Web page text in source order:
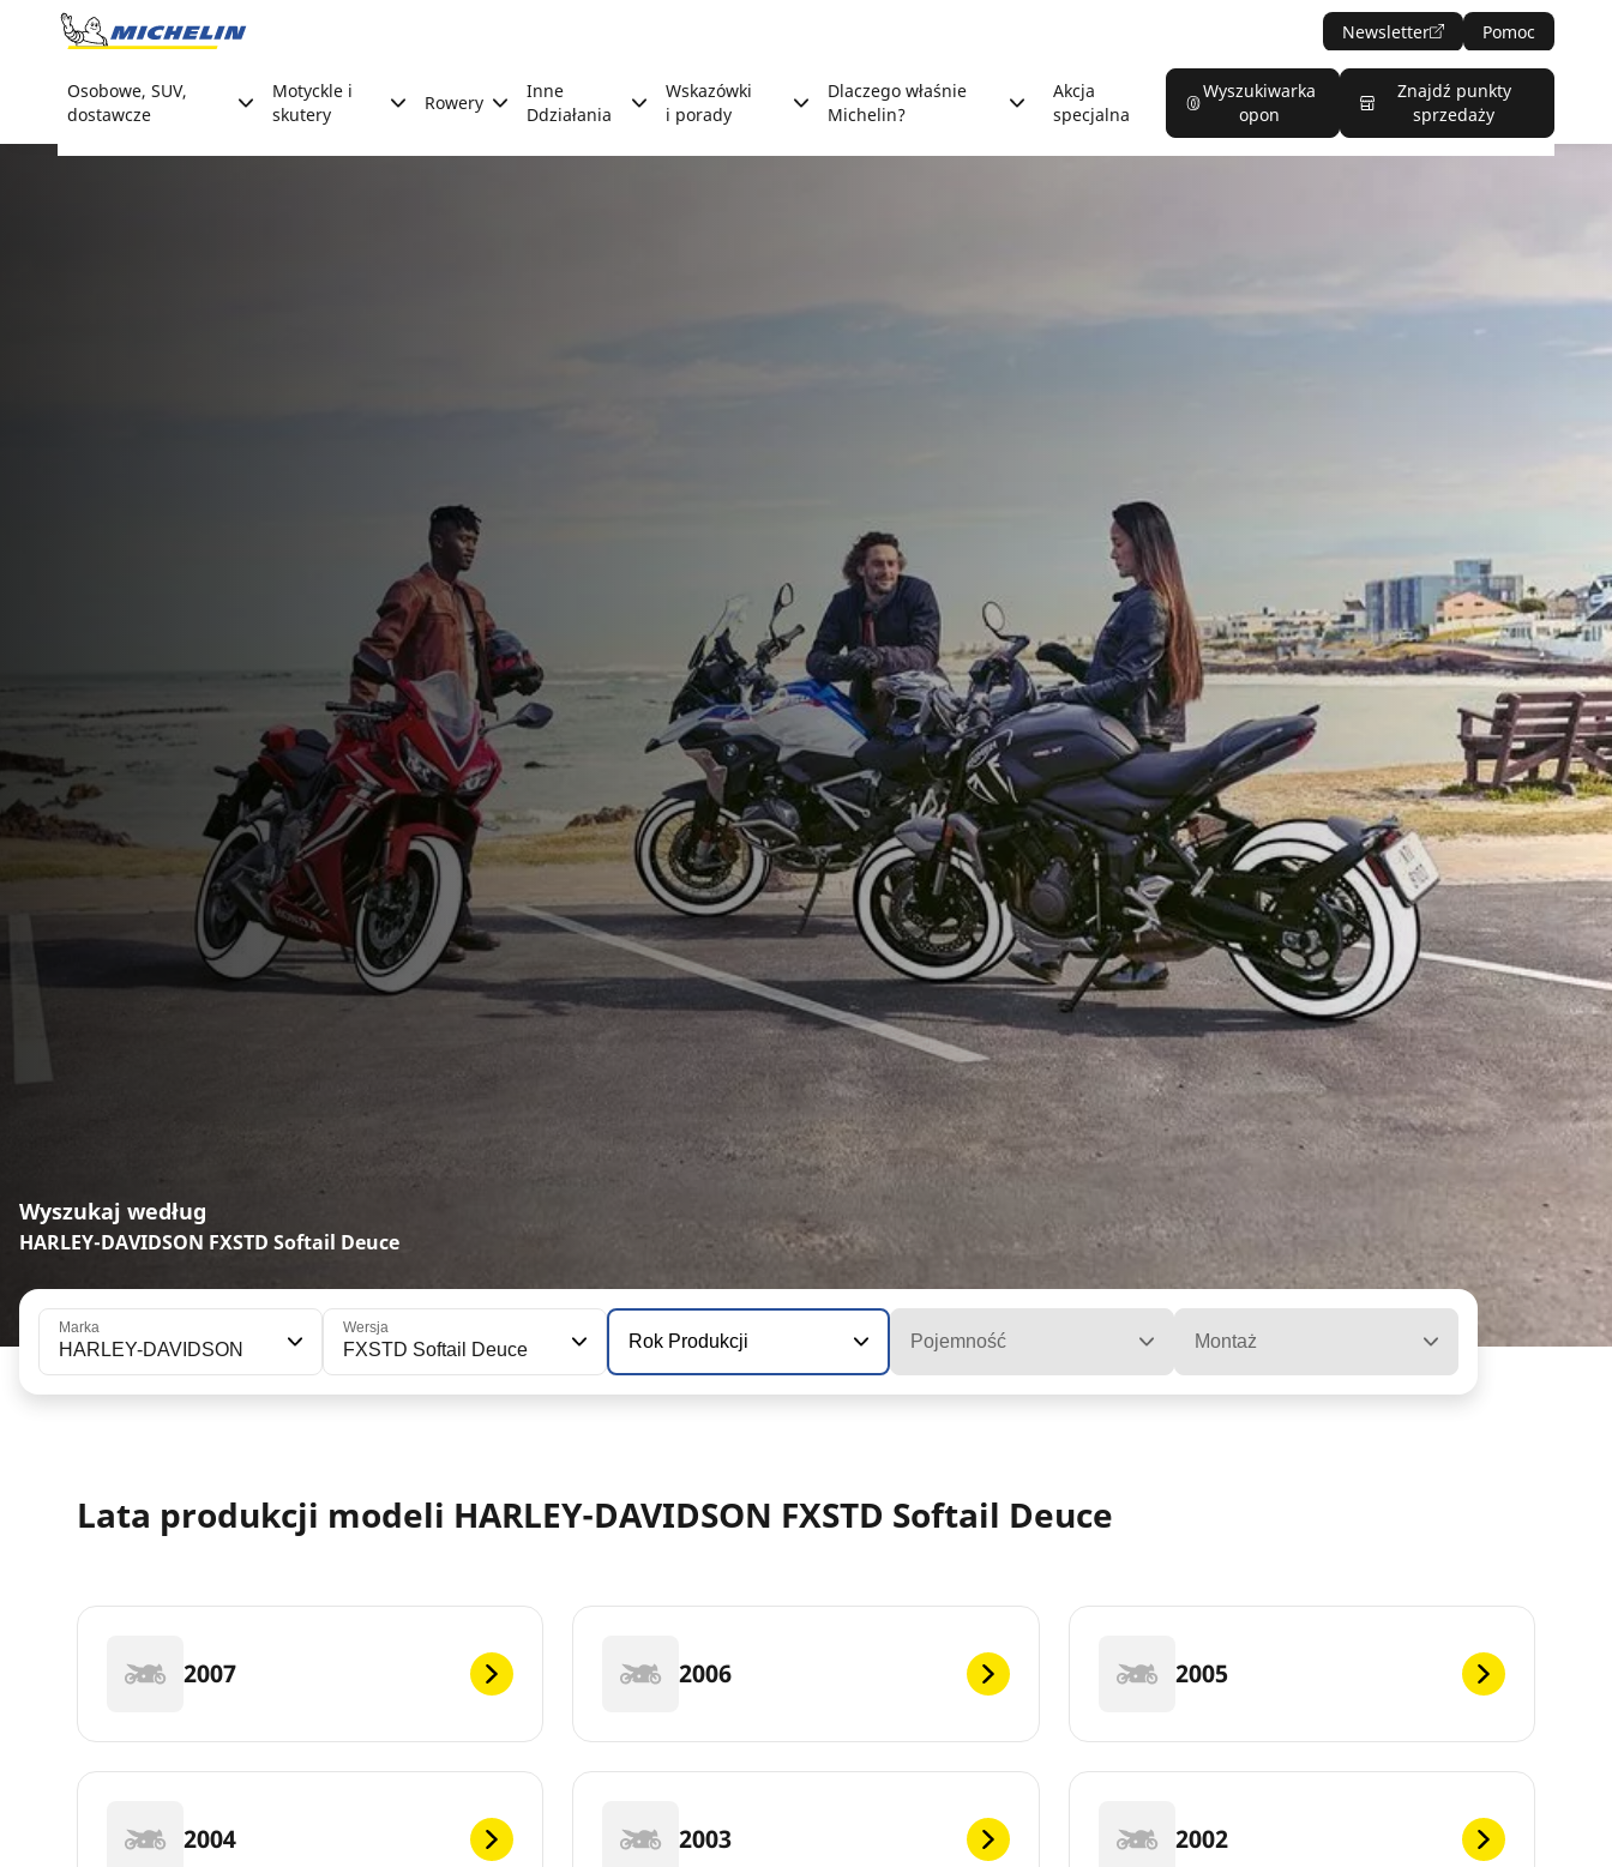
Go to page content
Newsletter Pomoc
Osobowe, SUV,
dostawcze
Motyckle i
skutery
Rowery
Inne
Ddziałania
Wskazówki
i porady
Dlaczego właśnie
Michelin?
Akcja
specjalna
Wyszukiwarka
opon
Znajdź punkty
sprzedaży
Wyszukaj według
HARLEY-DAVIDSON FXSTD Softail Deuce
Marka
HARLEY-DAVIDSON
Wersja
FXSTD Softail Deuce Rok Produkcji Pojemność Montaż
Lata produkcji modeli HARLEY-DAVIDSON FXSTD Softail Deuce
2007 2006 2005
2004 2003 2002